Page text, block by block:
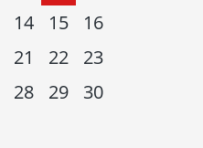
14 15
16
21 22
23
28 29
30